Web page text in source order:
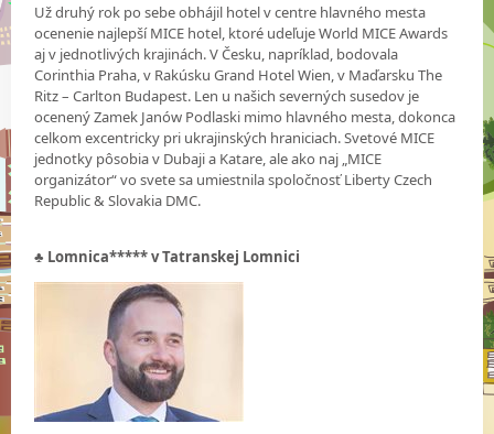
Už druhý rok po sebe obhájil hotel v centre hlavného mesta
ocenenie najlepší MICE hotel, ktoré udeľuje World MICE Awards
aj v jednotlivých krajinách. V Česku, napríklad, bodovala
Corinthia Praha, v Rakúsku Grand Hotel Wien, v Maďarsku The
Ritz – Carlton Budapest. Len u našich severných susedov je
ocenený Zamek Janów Podlaski mimo hlavného mesta, dokonca
celkom excentricky pri ukrajinských hraniciach. Svetové MICE
jednotky pôsobia v Dubaji a Katare, ale ako naj „MICE
organizátor“ vo svete sa umiestnila spoločnosť Liberty Czech
Republic & Slovakia DMC.
♣ Lomnica***** v Tatranskej Lomnici